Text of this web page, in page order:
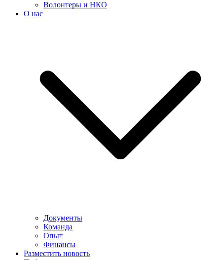
Волонтеры и НКО
О нас
Документы
Команда
Опыт
Финансы
Разместить новость